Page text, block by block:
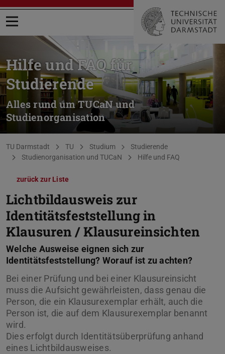
Menü öffnen
Hilfe und FAQ für
Studierende
Alles rund um TUCaN und
Studienorganisation
Sie befinden sich hier:
TU Darmstadt TU Studium
Studierende
Studienorganisation und TUCaN
Hilfe und FAQ
zurück zur Liste
Lichtbildausweis zur
Identitätsfeststellung in
Klausuren / Klausureinsichten
Welche Ausweise eignen sich zur
Identitätsfeststellung? Worauf ist zu achten?
Bei einer Prüfung und bei einer Klausureinsicht
muss die Aufsicht gewährleisten, dass genau die
Person, die ein Klausurexemplar erhält, auch die
Person ist, die auf dem Klausurexemplar benannt
wird.
Dies erfolgt durch Identitätsüberprüfung anhand
eines Lichtbildausweises.